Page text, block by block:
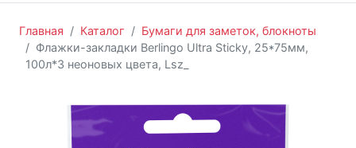
Главная Каталог
Бумаги для заметок, блокноты
Флажки-закладки Berlingo Ultra Sticky, 25*75мм,
100л*3 неоновых цвета, Lsz_